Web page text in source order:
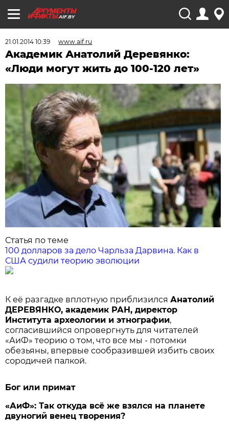
AIF.BY
21.01.2014 10:39 www.aif.ru
Академик Анатолий Деревянко:
«Люди могут жить до 100-120 лет»
Статья по теме
100 долларов за дело Чарльза Дарвина. Как в
США судили теорию эволюции
​К её разгадке вплотную приблизилсяАнатолий
ДЕРЕВЯНКО, академик РАН, директор
Института археологии и этнографии,
согласившийся опровергнуть для читателей
«АиФ» теорию о том, что все мы - потомки
обезья­ны, впервые сообразившей избить своих
сородичей палкой.
Бог или примат
«АиФ»: Так откуда всё же взялся на планете
двуногий венец творения?